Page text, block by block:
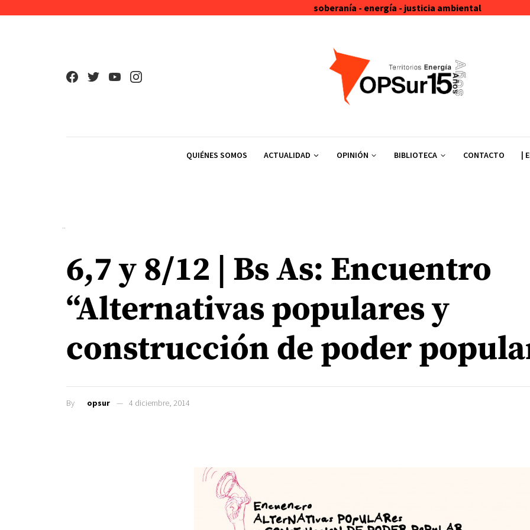
soberanía - energía - justicia ambiental
QUIÉNES SOMOS ACTUALIDAD OPINIÓN BIBLIOTECA CONTACTO |
6,7 y 8/12 | Bs As: Encuentro
“Alternativas populares y
construcción de poder
By opsur 4 diciembre, 2014